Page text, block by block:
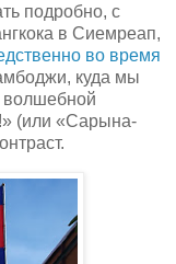
подробно, с
в Сиемреап,
во время
куда мы
волшебной
(или «Сарына-